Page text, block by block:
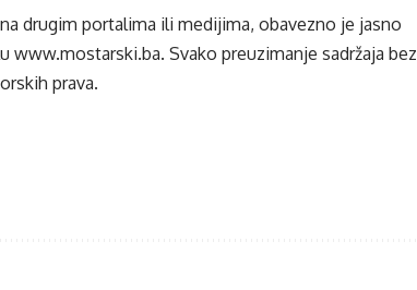
drugim portalima ili medijima, obavezno je jasno
www.mostarski.ba. Svako preuzimanje sadržaja bez
prava.